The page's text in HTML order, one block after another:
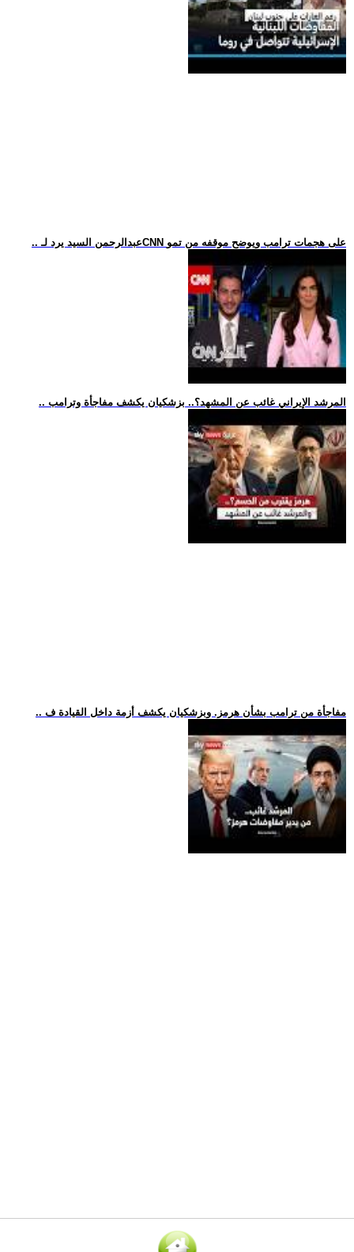
.. عبدالرحمن السيد يرد لـCNN على هجمات ترامب ويوضح موقفه من تمو
.. المرشد الإيراني غائب عن المشهد؟.. بزشكيان يكشف مفاجأة وترامب
.. مفاجأة من ترامب بشأن هرمز. وبزشكيان يكشف أزمة داخل القيادة ف